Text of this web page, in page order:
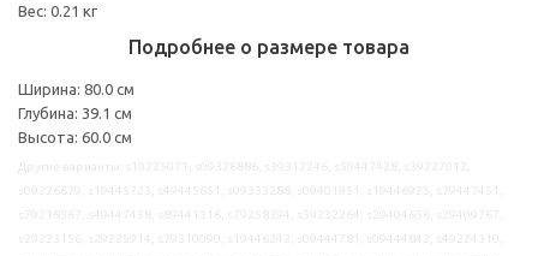
Вес: 0.21 кг
Подробнее о размере товара
Ширина: 80.0 см
Глубина: 39.1 см
Высота: 60.0 см